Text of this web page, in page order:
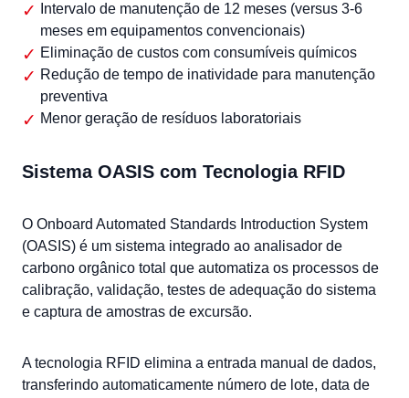
Intervalo de manutenção de 12 meses (versus 3-6
meses em equipamentos convencionais)
Eliminação de custos com consumíveis químicos
Redução de tempo de inatividade para manutenção
preventiva
Menor geração de resíduos laboratoriais
Sistema OASIS com Tecnologia RFID
O Onboard Automated Standards Introduction System
(OASIS) é um sistema integrado ao analisador de
carbono orgânico total que automatiza os processos de
calibração, validação, testes de adequação do sistema
e captura de amostras de excursão.
A tecnologia RFID elimina a entrada manual de dados,
transferindo automaticamente número de lote, data de